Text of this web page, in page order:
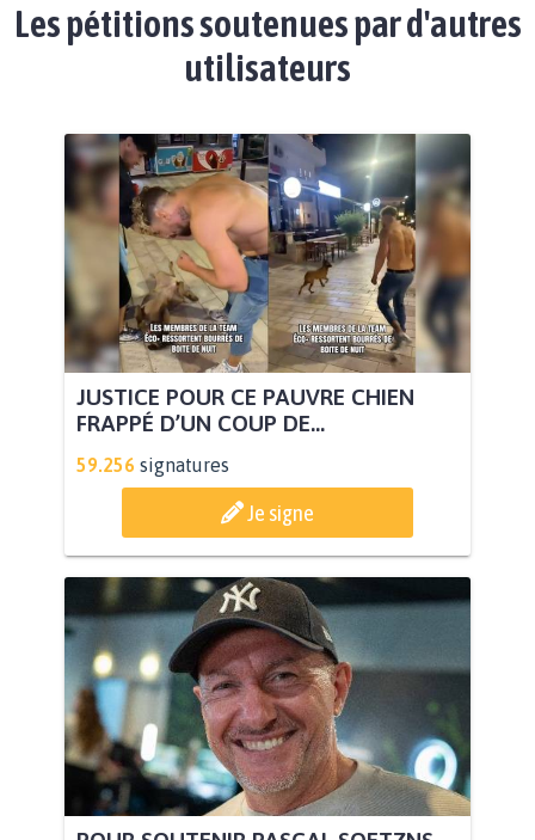
Les pétitions soutenues par d'autres
utilisateurs
JUSTICE POUR CE PAUVRE CHIEN
FRAPPÉ D’UN COUP DE...
59.256 signatures
Je signe